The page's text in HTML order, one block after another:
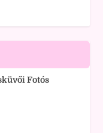
Fotós